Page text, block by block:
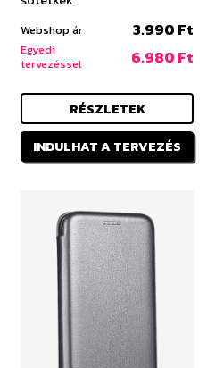
Webshop ár 3.990 Ft
Egyedi
tervezéssel
6.980 Ft
RÉSZLETEK
INDULHAT A TERVEZÉS